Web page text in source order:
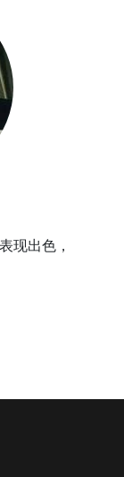
现出色，